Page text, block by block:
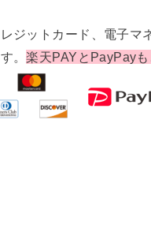
ジットカード、電子マ
。楽天PAYとPayPayも